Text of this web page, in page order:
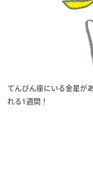
てんびん座にいる金星が
れる1週間！